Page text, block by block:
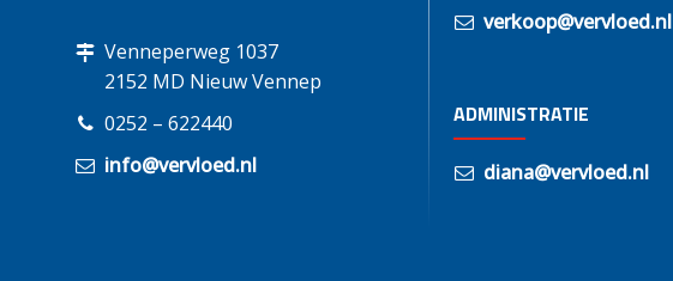
Venneperweg 1037
2152 MD Nieuw Vennep
0252 – 622440
info@vervloed.nl
verkoop@vervloed.nl
ADMINISTRATIE
diana@vervloed.nl